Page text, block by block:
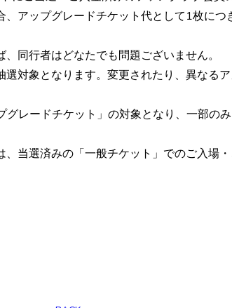
アップグレードチケット代として1枚に
同行者はどなたでも問題ございません。
対象となります。変更されたり、異なる
レードチケット」の対象となり、一部の
当選済みの「一般チケット」でのご入場・